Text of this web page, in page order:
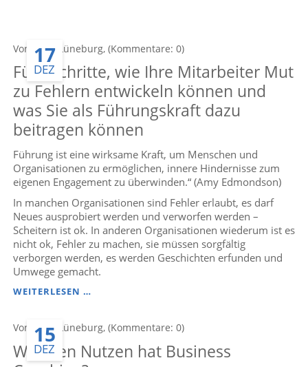
Von Anke Lüneburg, (Kommentare: 0)
17
DEZ
Fünf Schritte, wie Ihre Mitarbeiter Mut
zu Fehlern entwickeln können und
was Sie als Führungskraft dazu
beitragen können
Führung ist eine wirksame Kraft, um Menschen und
Organisationen zu ermöglichen, innere Hindernisse zum
eigenen Engagement zu überwinden.“ (Amy Edmondson)
In manchen Organisationen sind Fehler erlaubt, es darf
Neues ausprobiert werden und verworfen werden –
Scheitern ist ok. In anderen Organisationen wiederum ist es
nicht ok, Fehler zu machen, sie müssen sorgfältig
verborgen werden, es werden Geschichten erfunden und
Umwege gemacht.
WEITERLESEN …FÜNF
IHRE
MUT
Von Anke Lüneburg, (Kommentare: 0)
15
DEZ
Welchen Nutzen hat Business